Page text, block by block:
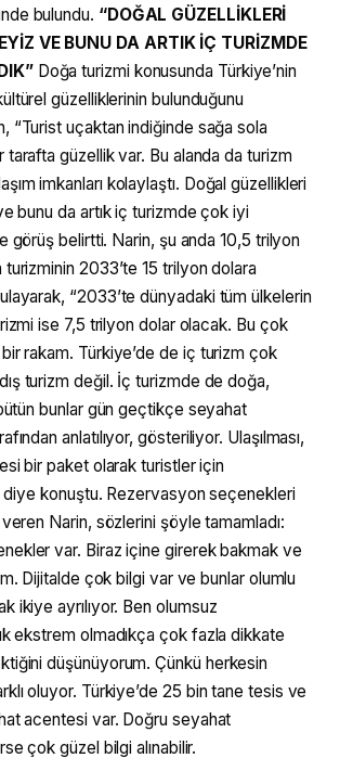
bulundu. “DOĞAL GÜZELLİKLERİ
VE BUNU DA ARTIK İÇ TURİZMDE
Doğa turizmi konusunda Türkiye’nin
güzelliklerinin bulunduğunu
“Turist uçaktan indiğinde sağa sola
güzellik var. Bu alanda da turizm
imkanları kolaylaştı. Doğal güzellikleri
bunu da artık iç turizmde çok iyi
görüş belirtti. Narin, şu anda 10,5 trilyon
2033’te 15 trilyon dolara
“2033’te dünyadaki tüm ülkelerin
ise 7,5 trilyon dolar olacak. Bu çok
rakam. Türkiye’de de iç turizm çok
turizm değil. İç turizmde de doğa,
bunlar gün geçtikçe seyahat
anlatılıyor, gösteriliyor. Ulaşılması,
bir paket olarak turistler için
diye konuştu. Rezervasyon seçenekleri
Narin, sözlerini şöyle tamamladı:
var. Biraz içine girerek bakmak ve
Dijitalde çok bilgi var ve bunlar olumlu
ikiye ayrılıyor. Ben olumsuz
ekstrem olmadıkça çok fazla dikkate
düşünüyorum. Çünkü herkesin
oluyor. Türkiye’de 25 bin tane tesis ve
acentesi var. Doğru seyahat
çok güzel bilgi alınabilir.